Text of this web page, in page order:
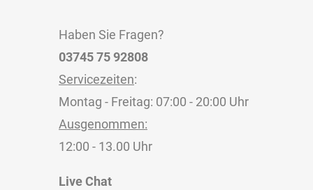
Haben Sie Fragen?
03745 75 92808
Servicezeiten:
Montag - Freitag: 07:00 - 20:00 Uhr
Ausgenommen:
12:00 - 13.00 Uhr
Live Chat